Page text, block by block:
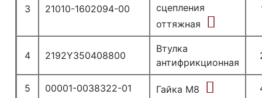
3 21010-1602094-00
сцепления
оттяжная
4 2192Y350408800
Втулка
антифрикционная
5 00001-0038322-01 Гайка М8